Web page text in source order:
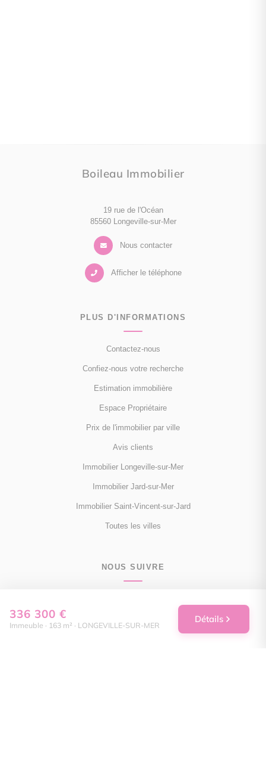
336 300 €
Immeuble · 163 m² · LONGEVILLE-SUR-MER
Détails
Boileau Immobilier
19 rue de l'Océan
85560 Longeville-sur-Mer
Nous contacter
Afficher le téléphone
PLUS D'INFORMATIONS
Contactez-nous
Confiez-nous votre recherche
Estimation immobilière
Espace Propriétaire
Prix de l'immobilier par ville
Avis clients
Immobilier Longeville-sur-Mer
Immobilier Jard-sur-Mer
Immobilier Saint-Vincent-sur-Jard
Toutes les villes
NOUS SUIVRE
Instagram